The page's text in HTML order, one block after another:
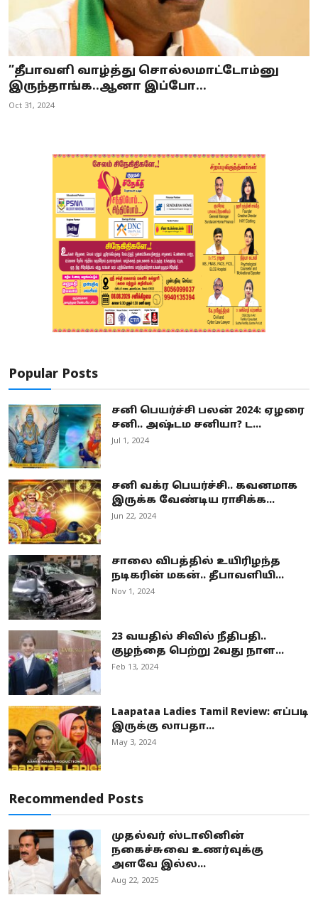
”தீபாவளி வாழ்த்து சொல்லமாட்டோம்னு
இருந்தாங்க..ஆனா இப்போ...
Oct 31, 2024
Popular Posts
சனி பெயர்ச்சி பலன் 2024: ஏழரை
சனி.. அஷ்டம சனியா? ட...
Jul 1, 2024
சனி வக்ர பெயர்ச்சி.. கவனமாக
இருக்க வேண்டிய ராசிக்க...
Jun 22, 2024
சாலை விபத்தில் உயிரிழந்த
நடிகரின் மகன்.. தீபாவளியி...
Nov 1, 2024
23 வயதில் சிவில் நீதிபதி..
குழந்தை பெற்று 2வது நாள...
Feb 13, 2024
Laapataa Ladies Tamil Review: எப்படி
இருக்கு லாபதா...
May 3, 2024
Recommended Posts
முதல்வர் ஸ்டாலினின்
நகைச்சுவை உணர்வுக்கு
அளவே இல்ல...
Aug 22, 2025